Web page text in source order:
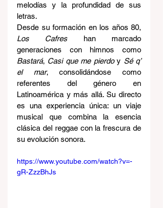
melodías y la profundidad de sus
letras.
Los Cafres han marcado
Bastará, Casi que me pierdo y Sé q’
el mar, consolidándose como
referentes del género en
Latinoamérica y más allá. Su directo
es una experiencia única: un viaje
musical que combina la esencia
clásica del reggae con la frescura de
su evolución sonora.
https://www.youtube.com/watch?v=-
gR-ZzzBhJs